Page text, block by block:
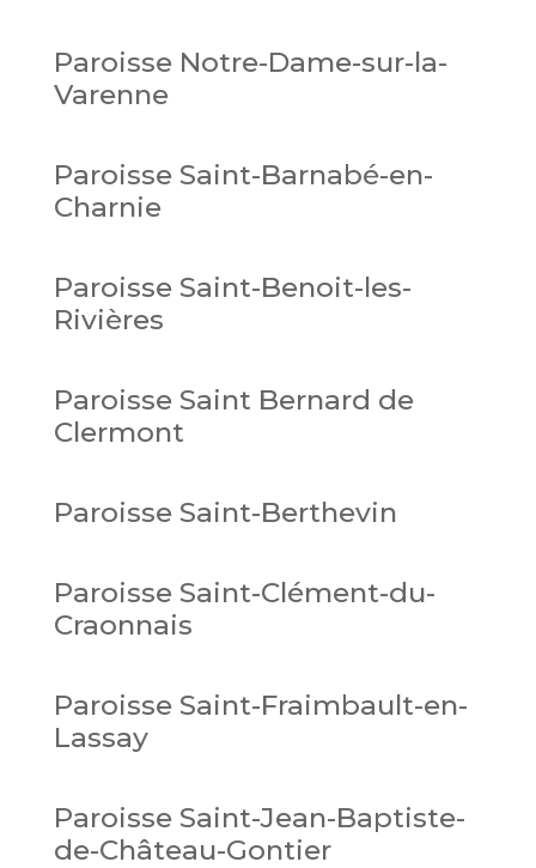
Paroisse Notre-Dame-sur-la-
Varenne
Paroisse Saint-Barnabé-en-
Charnie
Paroisse Saint-Benoit-les-
Rivières
Paroisse Saint Bernard de
Clermont
Paroisse Saint-Berthevin
Paroisse Saint-Clément-du-
Craonnais
Paroisse Saint-Fraimbault-en-
Lassay
Paroisse Saint-Jean-Baptiste-
de-Château-Gontier